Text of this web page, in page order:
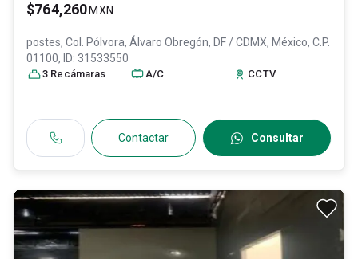
$764,260 MXN
postes, Col. Pólvora, Álvaro Obregón, DF / CDMX, México, C.P.
01100, ID: 31533550
3 Recámaras A/C CCTV
Contactar Consultar